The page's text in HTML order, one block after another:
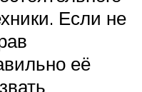
Если не
её